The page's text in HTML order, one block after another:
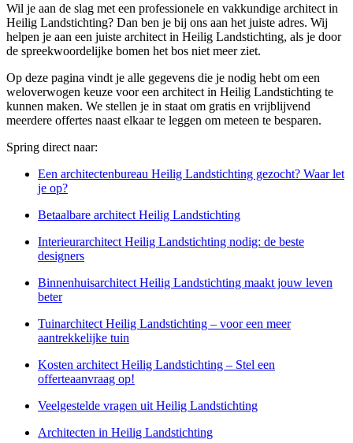
Wil je aan de slag met een professionele en vakkundige architect in
Heilig Landstichting? Dan ben je bij ons aan het juiste adres. Wij
helpen je aan een juiste architect in Heilig Landstichting, als je door
de spreekwoordelijke bomen het bos niet meer ziet.
Op deze pagina vindt je alle gegevens die je nodig hebt om een
weloverwogen keuze voor een architect in Heilig Landstichting te
kunnen maken. We stellen je in staat om gratis en vrijblijvend
meerdere offertes naast elkaar te leggen om meteen te besparen.
Spring direct naar:
Een architectenbureau Heilig Landstichting gezocht? Waar let
je op?
Betaalbare architect Heilig Landstichting
Interieurarchitect Heilig Landstichting nodig: de beste
designers
Binnenhuisarchitect Heilig Landstichting maakt jouw leven
beter
Tuinarchitect Heilig Landstichting – voor een meer
aantrekkelijke tuin
Kosten architect Heilig Landstichting – Stel een
offerteaanvraag op!
Veelgestelde vragen uit Heilig Landstichting
Architecten in Heilig Landstichting